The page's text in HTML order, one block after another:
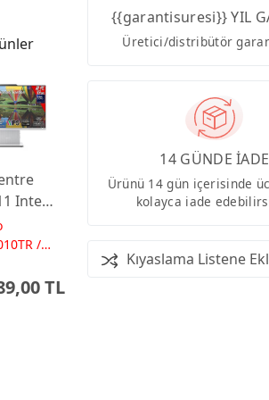
Intel
256V
/
TL
{{garantisuresi}} YIL
Üretici/distribütör
14 GÜNDE İADE
Ürünü 14 gün içerisinde
kolayca iade
Kıyaslama Listene